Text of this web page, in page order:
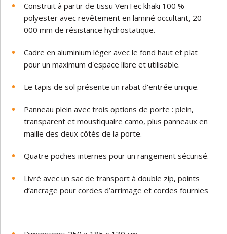
Construit à partir de tissu VenTec khaki 100 %
polyester avec revêtement en laminé occultant, 20
000 mm de résistance hydrostatique.
Cadre en aluminium léger avec le fond haut et plat
pour un maximum d'espace libre et utilisable.
Le tapis de sol présente un rabat d'entrée unique.
Panneau plein avec trois options de porte : plein,
transparent et moustiquaire camo, plus panneaux en
maille des deux côtés de la porte.
Quatre poches internes pour un rangement sécurisé.
Livré avec un sac de transport à double zip, points
d’ancrage pour cordes d’arrimage et cordes fournies